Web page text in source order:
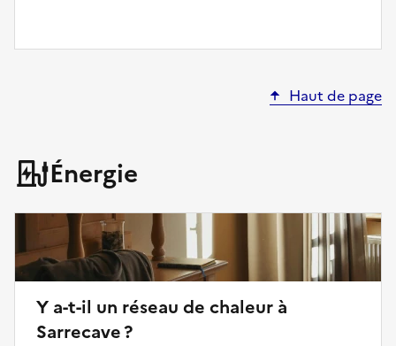
Haut de page
Énergie
Y a-t-il un réseau de chaleur à
Sarrecave ?